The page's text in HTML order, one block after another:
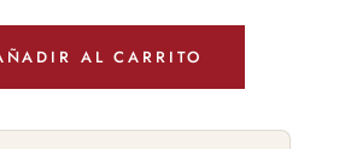
AL CARRITO